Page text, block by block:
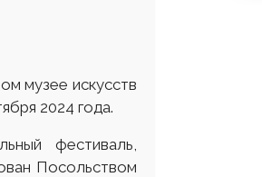
музее искусств
2024 года.
фестиваль,
Посольством